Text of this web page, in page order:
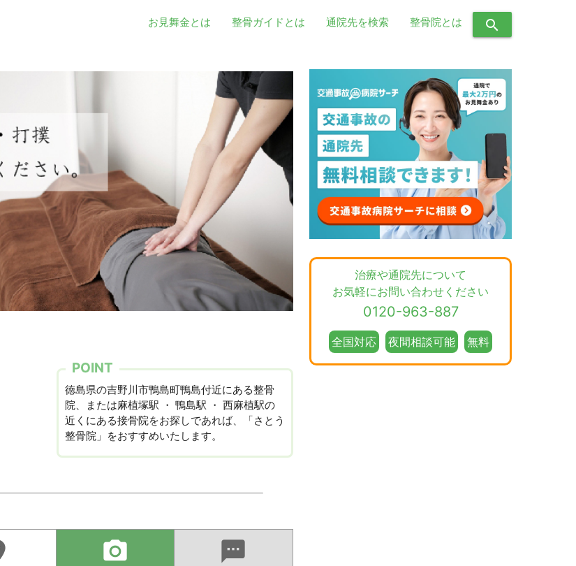
お見舞金とは 整骨ガイドとは 通院先を検索 整骨院とは search
POINT
徳島県の吉野川市鴨島町鴨島付近にある整骨
院、または麻植塚駅 ・ 鴨島駅 ・ 西麻植駅の
近くにある接骨院をお探しであれば、「さとう
整骨院」をおすすめいたします。
camera_alt sms
治療や通院先について
お気軽にお問い合わせください
0120-963-887
全国対応 夜間相談可能 無料